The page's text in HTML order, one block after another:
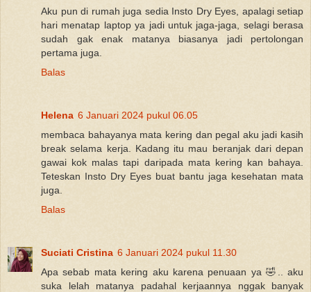
Aku pun di rumah juga sedia Insto Dry Eyes, apalagi setiap
hari menatap laptop ya jadi untuk jaga-jaga, selagi berasa
sudah gak enak matanya biasanya jadi pertolongan
pertama juga.
Balas
Helena 6 Januari 2024 pukul 06.05
membaca bahayanya mata kering dan pegal aku jadi kasih
break selama kerja. Kadang itu mau beranjak dari depan
gawai kok malas tapi daripada mata kering kan bahaya.
Teteskan Insto Dry Eyes buat bantu jaga kesehatan mata
juga.
Balas
Suciati Cristina 6 Januari 2024 pukul 11.30
Apa sebab mata kering aku karena penuaan ya 🤣.. aku
suka lelah matanya padahal kerjaannya nggak banyak